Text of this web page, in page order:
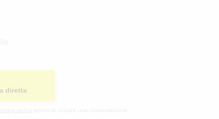
diretta
policy prima di iniziare una conversazione.